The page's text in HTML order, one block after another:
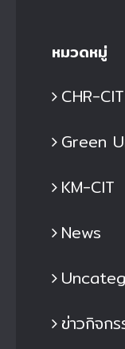
หมวดหมู่
CHR-CIT
Green
KM-CIT
News
ข่าวกิจก